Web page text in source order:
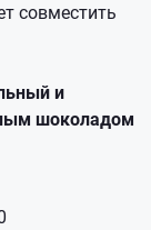
совместить
и
шоколадом